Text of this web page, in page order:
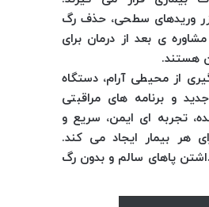
وریدهای سطحی، حذف رگ‌
ی بعد از درمان برای
هستند.
از محیطی آرام، دستگاه‌
و برنامه‌ های مراقبتی
تجربه‌ ای ایمن، سریع و
هر بیمار ایجاد می‌ کند.
پاهای سالم و بدون رگ